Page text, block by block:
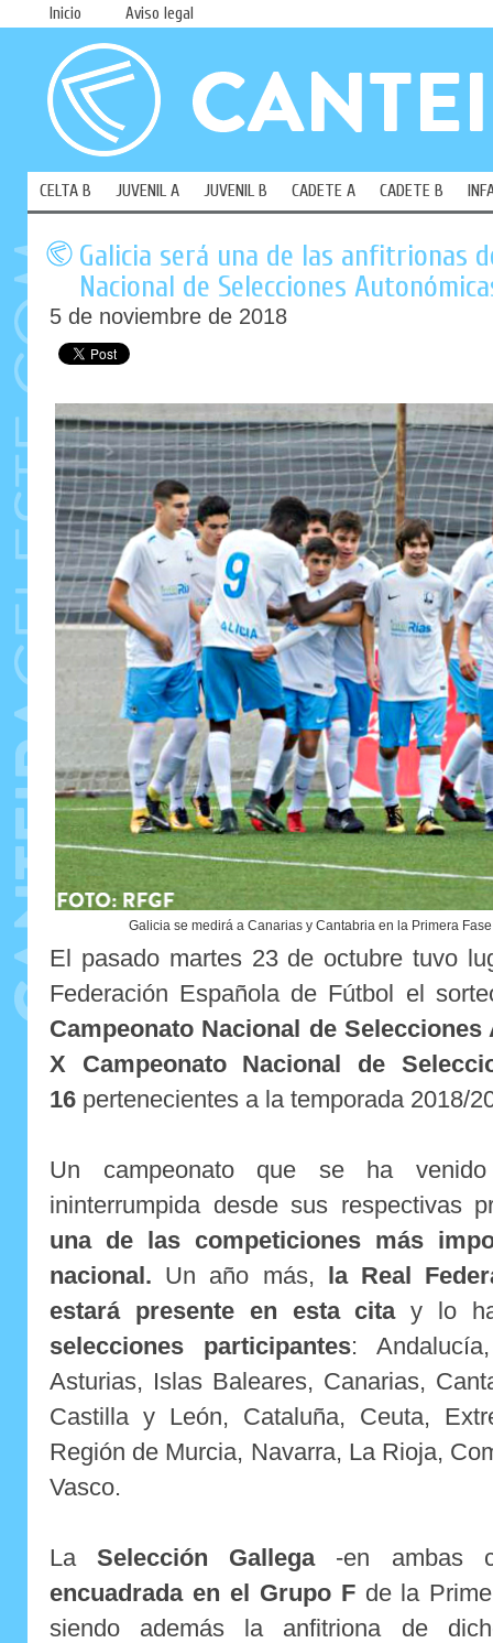
Inicio Aviso legal
CELTA B JUVENIL A JUVENIL B CADETE A CADETE B
Galicia será una de las anfitrionas
Nacional de Selecciones
5 de noviembre de 2018
Galicia se medirá a Canarias y Cantabria en la Primera
El pasado martes 23 de octubre tuvo
Federación Española de Fútbol el
Campeonato Nacional de
X Campeonato Nacional de
16 pertenecientes a la temporada 2018/
Un campeonato que se ha
ininterrumpida desde sus respectivas
una de las competiciones más
nacional. Un año más,
la Real
estará presente en esta citay lo
selecciones participantes:
Asturias, Islas Baleares, Canarias,
Castilla y León, Cataluña, Ceuta,
Región de Murcia, Navarra, La Rioja,
Vasco.
LaSelección Gallega-en ambas
encuadrada en el Grupo Fde la
siendo además la anfitriona de